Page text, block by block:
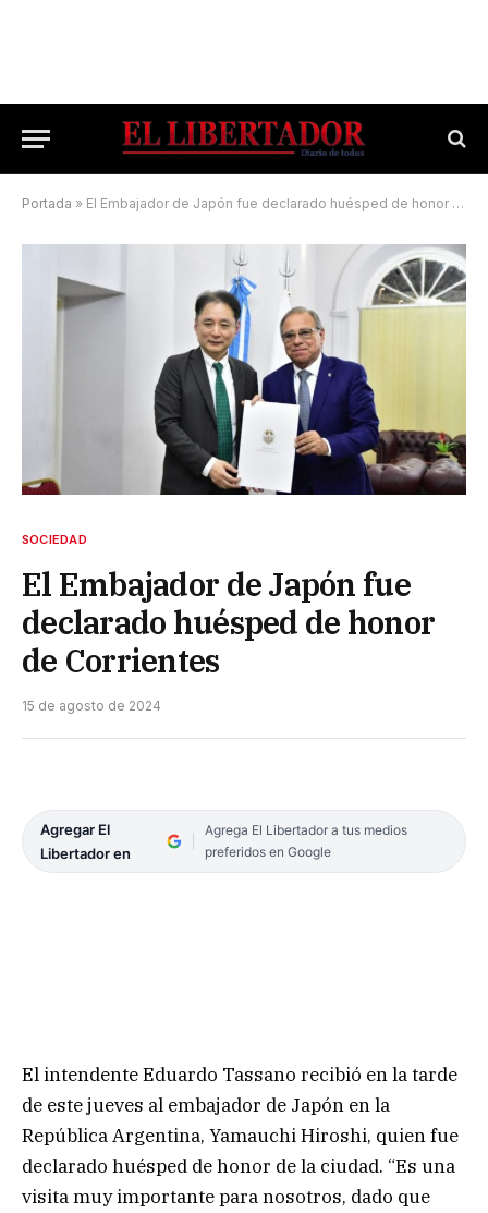
Portada » El Embajador de Japón fue declarado huésped de honor de Corrientes
SOCIEDAD
El Embajador de Japón fue
declarado huésped de honor
de Corrientes
15 de agosto de 2024
Agregar El
Libertador en
Agrega El Libertador a tus medios
preferidos en Google
El intendente Eduardo Tassano recibió en la tarde
de este jueves al embajador de Japón en la
República Argentina, Yamauchi Hiroshi, quien fue
declarado huésped de honor de la ciudad. “Es una
visita muy importante para nosotros, dado que